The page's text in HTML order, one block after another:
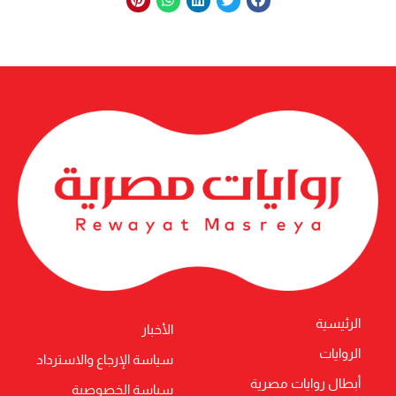
الرئيسية
الروايات
أبطال روايات مصرية
الأخبار
سياسة الإرجاع والاسترداد
سياسة الخصوصية